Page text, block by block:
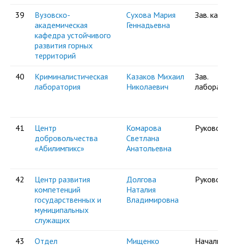
39
Вузовско-
академическая
кафедра устойчивого
развития горных
территорий
Сухова Мария
Геннадьевна
Зав.
40
Криминалистическая
лаборатория
Казаков Михаил
Николаевич
Зав.
41
Центр
добровольчества
«Абилимпикс»
Комарова
Светлана
Анатольевна
42
Центр развития
компетенций
государственных и
муниципальных
служащих
Долгова
Наталия
Владимировна
43 Отдел Мищенко